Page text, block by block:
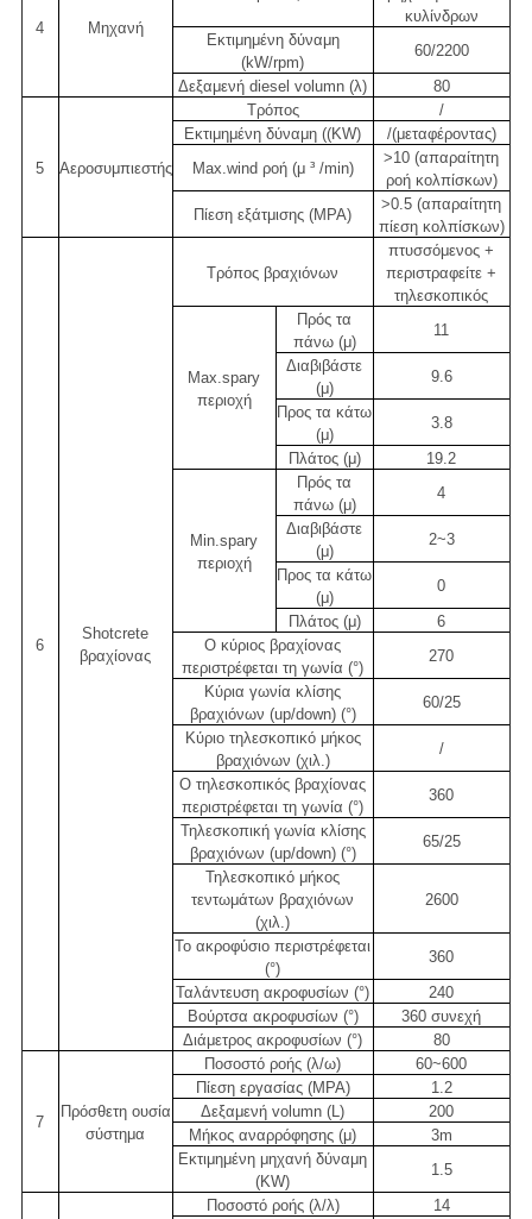
4 Μηχανή
κυλίνδρων
Εκτιμημένη δύναμη
(kW/rpm)
60/2200
Δεξαμενή diesel volumn (λ)
80
5 Αεροσυμπιεστής
Τρόπος
/
Εκτιμημένη δύναμη ((KW)
/(μεταφέροντας)
Max.wind ροή (μ ³ /min)
>10 (απαραίτητη
ροή κολπίσκων)
Πίεση εξάτμισης (MPA)
>0.5 (απαραίτητη
πίεση κολπίσκων)
6
Shotcrete
βραχίονας
Τρόπος βραχιόνων
πτυσσόμενος +
περιστραφείτε +
τηλεσκοπικός
Max.spary
περιοχή
Πρός τα
πάνω (μ)
11
Διαβιβάστε
(μ)
9.6
Προς τα κάτω
(μ)
3.8
Πλάτος (μ)
19.2
Min.spary
περιοχή
Πρός τα
πάνω (μ)
4
Διαβιβάστε
(μ)
2~3
Προς τα κάτω
(μ)
0
Πλάτος (μ)
6
Ο κύριος βραχίονας
περιστρέφεται τη γωνία (°)
270
Κύρια γωνία κλίσης
βραχιόνων (up/down) (°)
60/25
Κύριο τηλεσκοπικό μήκος
βραχιόνων (χιλ.)
/
Ο τηλεσκοπικός βραχίονας
περιστρέφεται τη γωνία (°)
360
Τηλεσκοπική γωνία κλίσης
βραχιόνων (up/down) (°)
65/25
Τηλεσκοπικό μήκος
τεντωμάτων βραχιόνων
(χιλ.)
2600
Το ακροφύσιο περιστρέφεται
(°)
360
Ταλάντευση ακροφυσίων (°)
240
Βούρτσα ακροφυσίων (°)
360 συνεχή
Διάμετρος ακροφυσίων (°)
80
7
Πρόσθετη ουσία
σύστημα
Ποσοστό ροής (λ/ω)
60~600
Πίεση εργασίας (MPA)
1.2
Δεξαμενή volumn (L)
200
Μήκος αναρρόφησης (μ)
3m
Εκτιμημένη μηχανή δύναμη
(KW)
1.5
Ποσοστό ροής (λ/λ)
14